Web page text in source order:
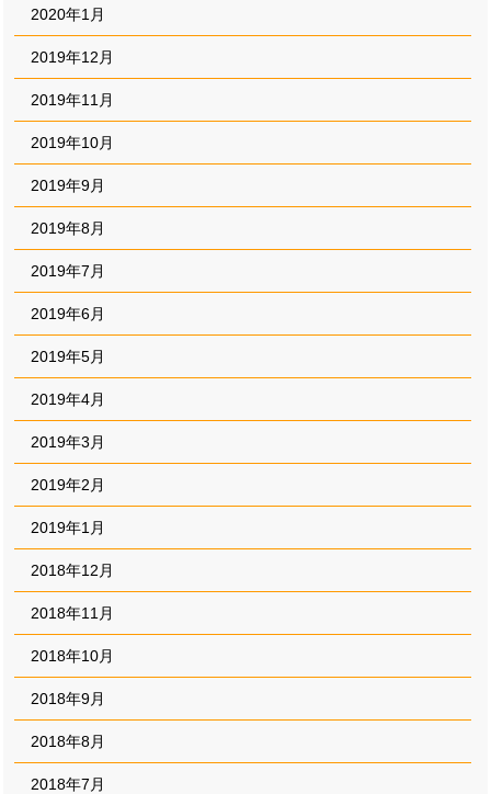
2020年1月
2019年12月
2019年11月
2019年10月
2019年9月
2019年8月
2019年7月
2019年6月
2019年5月
2019年4月
2019年3月
2019年2月
2019年1月
2018年12月
2018年11月
2018年10月
2018年9月
2018年8月
2018年7月